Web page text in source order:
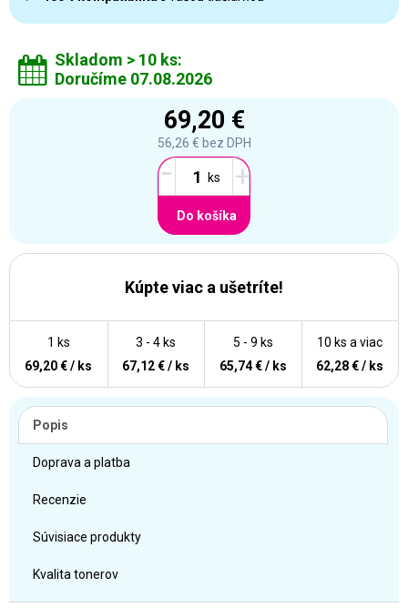
Skladom > 10 ks:
Doručíme 07.08.2026
69,20 €
56,26 € bez DPH
- +
Do košíka
Kúpte viac a ušetríte!
10 ks a viac
62,28 € / ks
5 - 9 ks
65,74 € / ks
3 - 4 ks
67,12 € / ks
1 ks
69,20 € / ks
Popis
Doprava a platba
Recenzie
Súvisiace produkty
Kvalita tonerov